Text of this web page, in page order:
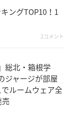
ングTOP10！1
2コメント
総北・箱根学
ジャージが部屋
ルームウェア全